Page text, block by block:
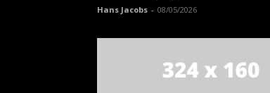
Hans Jacobs - 08/05/2026